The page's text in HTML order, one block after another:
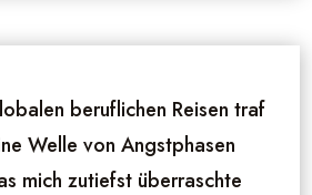
beruflichen Reisen traf
Welle von Angstphasen
mich zutiefst überraschte